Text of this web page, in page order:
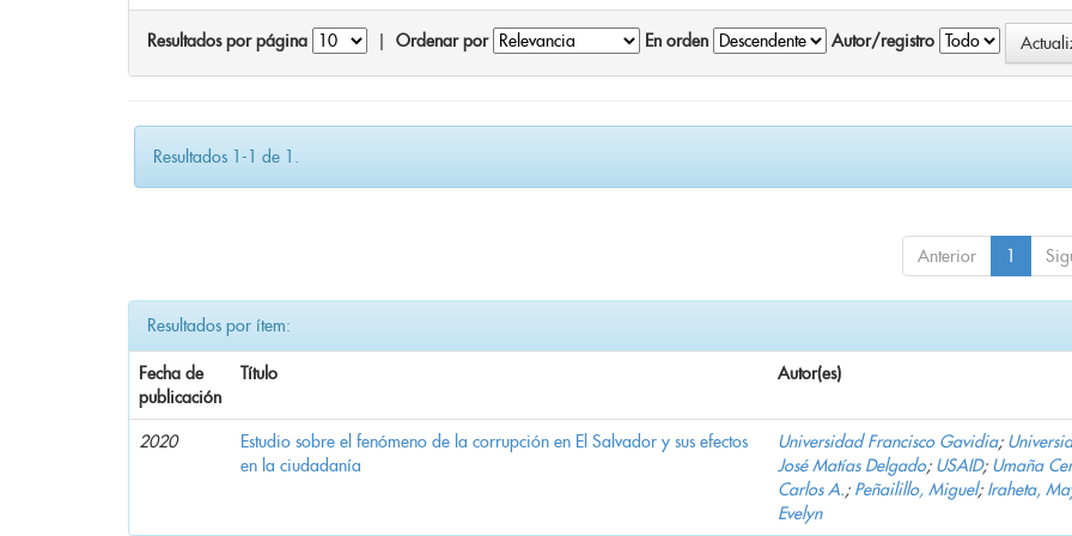
Resultados por página Ordenar por En orden Autor/registro
Resultados 1-1 de 1.
Anterior 1
Resultados por ítem:
Fecha de
publicación
Título Autor(es)
2020
Estudio sobre el fenómeno de la corrupción en El Salvador y sus efectos
en la ciudadanía
Universidad Francisco Gavidia;
José Matías Delgado; USAID; Umaña
Carlos A.; Peñailillo, Miguel; Iraheta,
Evelyn